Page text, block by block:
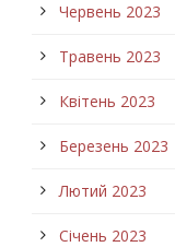
Червень 2023
Травень 2023
Квітень 2023
Березень 2023
Лютий 2023
Січень 2023